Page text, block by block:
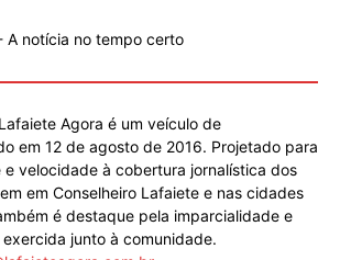
Agora é um veículo de
em 12 de agosto de 2016. Projetado para
velocidade à cobertura jornalística dos
em Conselheiro Lafaiete e nas cidades
é destaque pela imparcialidade e
junto à comunidade.